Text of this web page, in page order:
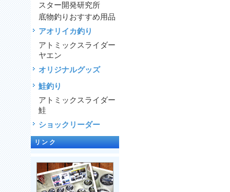
スター開発研究所
底物釣りおすすめ用品
アオリイカ釣り
アトミックスライダー
ヤエン
オリジナルグッズ
鮭釣り
アトミックスライダー
鮭
ショックリーダー
リンク